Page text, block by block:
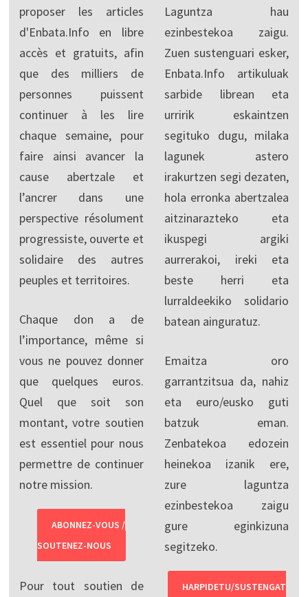
proposer les articles
d'Enbata.Info en libre
accès et gratuits, afin
que des milliers de
personnes puissent
continuer à les lire
chaque semaine, pour
faire ainsi avancer la
cause abertzale et
l’ancrer dans une
perspective résolument
progressiste, ouverte et
solidaire des autres
peuples et territoires.
Chaque don a de
l’importance, même si
vous ne pouvez donner
que quelques euros.
Quel que soit son
montant, votre soutien
est essentiel pour nous
permettre de continuer
notre mission.
ABONNEZ-VOUS /
SOUTENEZ-NOUS
Pour tout soutien de
Laguntza hau
ezinbestekoa zaigu.
Zuen sustenguari esker,
Enbata.Info artikuluak
sarbide librean eta
urririk eskaintzen
segituko dugu, milaka
lagunek astero
irakurtzen segi dezaten,
hola erronka abertzalea
aitzinarazteko eta
ikuspegi argiki
aurrerakoi, ireki eta
beste herri eta
lurraldeekiko solidario
batean ainguratuz.
Emaitza oro
garrantzitsua da, nahiz
eta euro/eusko guti
batzuk eman.
Zenbatekoa edozein
heinekoa izanik ere,
zure laguntza
ezinbestekoa zaigu
gure eginkizuna
segitzeko.
HARPIDETU/SUSTENGAT